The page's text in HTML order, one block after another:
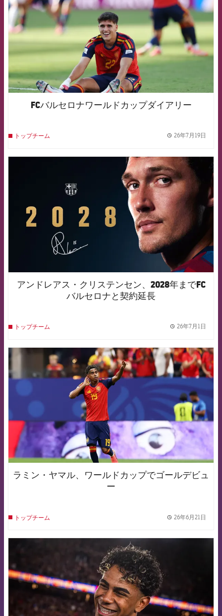
FCバルセロナワールドカップダイアリー
トップチーム 26年7月19日
FCB Barcelona badge
アンドレアス・クリステンセン、2028年までFC
バルセロナと契約延長
トップチーム 26年7月1日
FCB Barcelona badge
ラミン・ヤマル、ワールドカップでゴールデビュ
ー
トップチーム 26年6月21日
FCB Barcelona badge